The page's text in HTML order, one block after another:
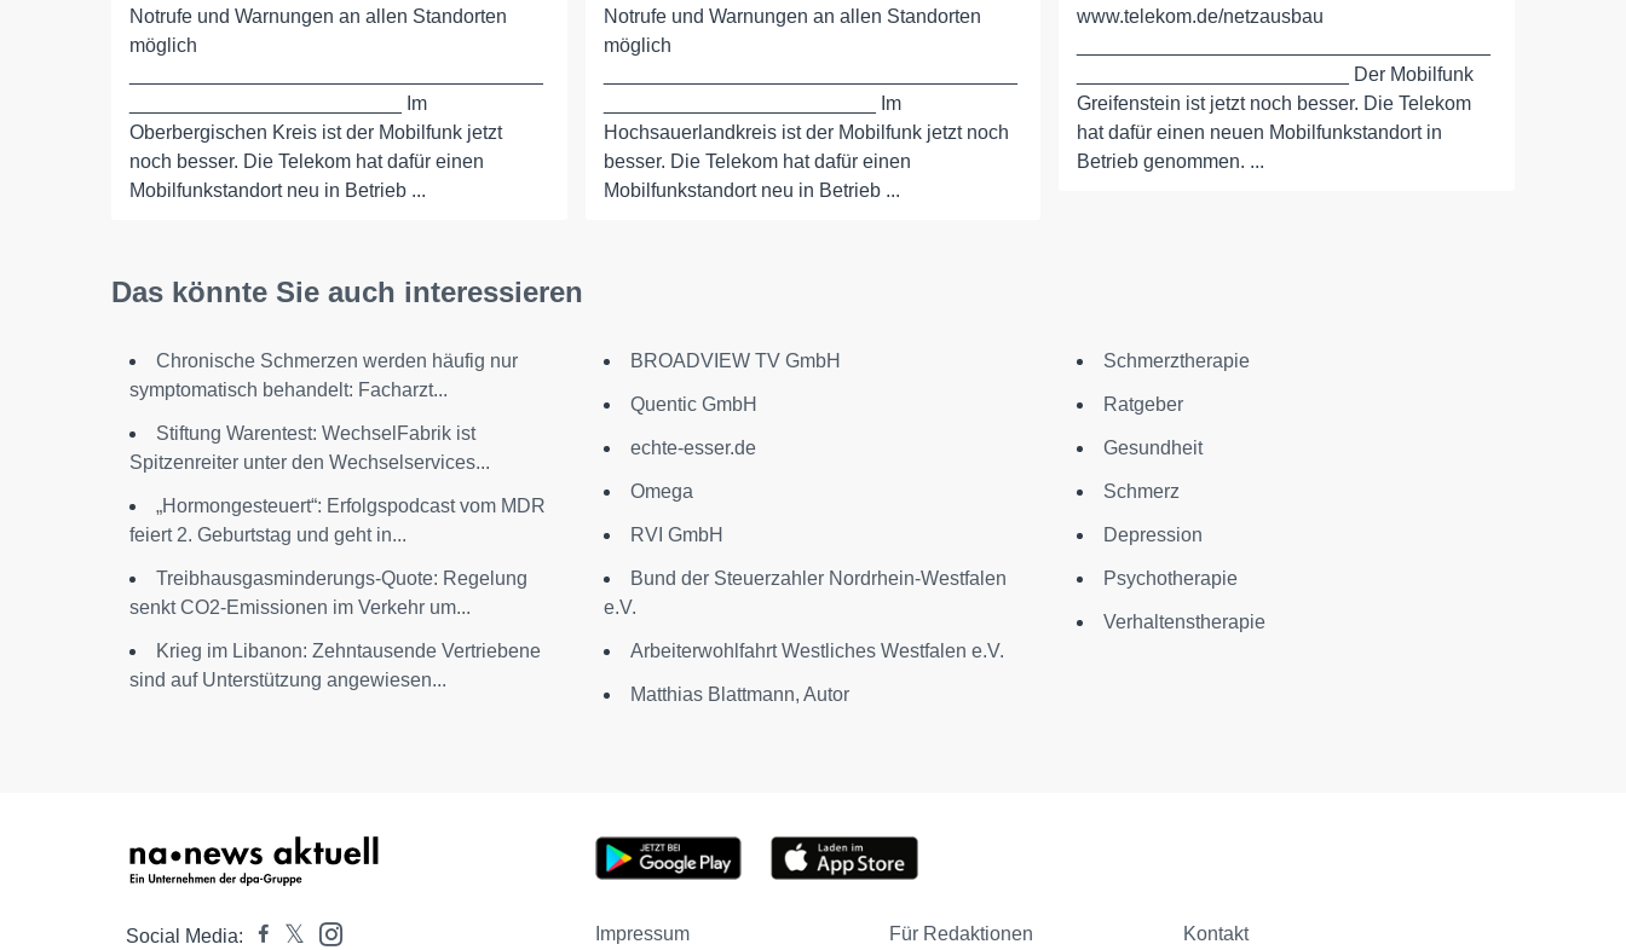
Notrufe und Warnungen an allen Standorten
möglich
_________________________ Im
Oberbergischen Kreis ist der Mobilfunk jetzt
noch besser. Die Telekom hat dafür einen
Mobilfunkstandort neu in Betrieb ...
Notrufe und Warnungen an allen Standorten
möglich
_________________________ Im
Hochsauerlandkreis ist der Mobilfunk jetzt noch
besser. Die Telekom hat dafür einen
Mobilfunkstandort neu in Betrieb ...
www.telekom.de/netzausbau
_________________________ Der Mobilfunk
Greifenstein ist jetzt noch besser. Die Telekom
hat dafür einen neuen Mobilfunkstandort in
Betrieb genommen. ...
Das könnte Sie auch interessieren
Chronische Schmerzen werden häufig nur
symptomatisch behandelt: Facharzt...
Stiftung Warentest: WechselFabrik ist
Spitzenreiter unter den Wechselservices...
„Hormongesteuert“: Erfolgspodcast vom MDR
feiert 2. Geburtstag und geht in...
Treibhausgasminderungs-Quote: Regelung
senkt CO2-Emissionen im Verkehr um...
Krieg im Libanon: Zehntausende Vertriebene
sind auf Unterstützung angewiesen...
BROADVIEW TV GmbH
Quentic GmbH
echte-esser.de
Omega
RVI GmbH
Bund der Steuerzahler Nordrhein-Westfalen
e.V.
Arbeiterwohlfahrt Westliches Westfalen e.V.
Matthias Blattmann, Autor
Schmerztherapie
Ratgeber
Gesundheit
Schmerz
Depression
Psychotherapie
Verhaltenstherapie
Social Media: Impressum Für Redaktionen Kontakt